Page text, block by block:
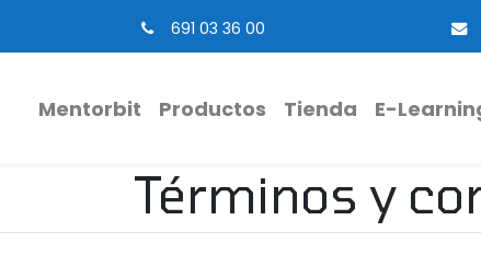
691 03 36 00
Mentorbit Productos Tienda E-
Términos y